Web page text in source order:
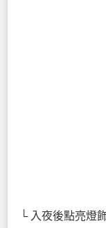
└ 入夜後點亮燈